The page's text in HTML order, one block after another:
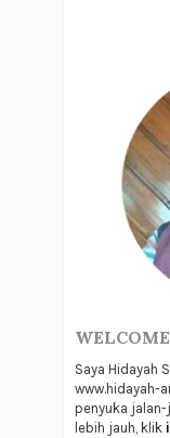
Saya Hidayah
www.hidayah-
penyuka jalan-
lebih jauh, klik